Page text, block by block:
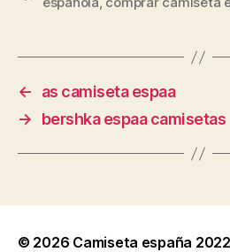
←
as camiseta espaa
→
bershka espaa camisetas
© 2026 Camiseta españa 2022